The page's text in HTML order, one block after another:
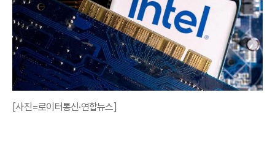
[사진=로이터통신·연합뉴스]